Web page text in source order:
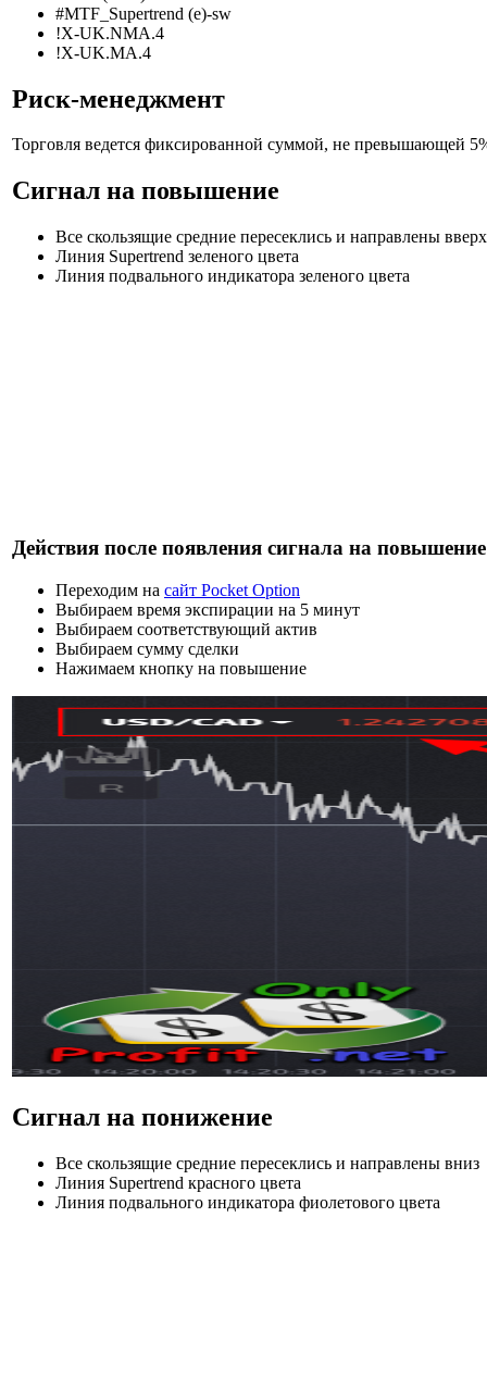
#MTF_Supertrend (e)-sw
!X-UK.NMA.4
!X-UK.MA.4
Риск-менеджмент
Торговля ведется фиксированной суммой, не превышающей
Сигнал на повышение
Все скользящие средние пересеклись и направлены вверх
Линия Supertrend зеленого цвета
Линия подвального индикатора зеленого цвета
Действия после появления сигнала на повышение
Переходим на сайт Pocket Option
Выбираем время экспирации на 5 минут
Выбираем соответствующий актив
Выбираем сумму сделки
Нажимаем кнопку на повышение
Сигнал на понижение
Все скользящие средние пересеклись и направлены вниз
Линия Supertrend красного цвета
Линия подвального индикатора фиолетового цвета